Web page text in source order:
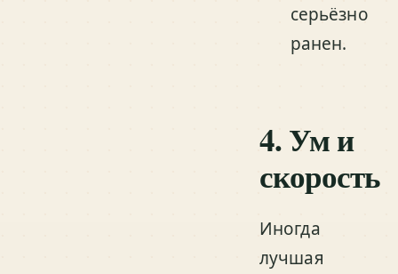
серьёзно
ранен.
4. Ум и
скорость
Иногда
лучшая